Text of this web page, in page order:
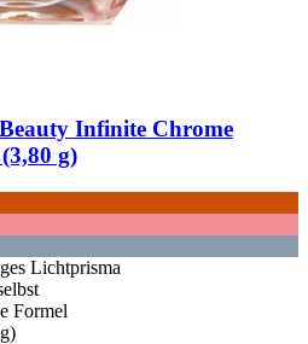
Infinite Chrome
g)
Lichtprisma
Formel